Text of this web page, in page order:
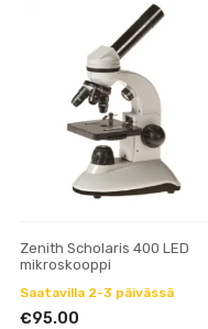
Zenith Scholaris 400 LED
mikroskooppi
Saatavilla 2-3 päivässä
€95.00